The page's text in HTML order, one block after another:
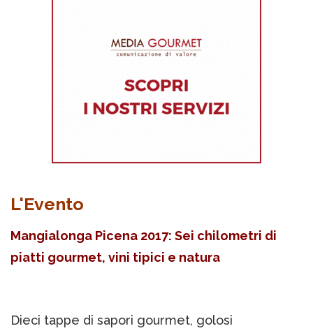
L'Evento
Mangialonga Picena 2017: Sei chilometri di
piatti gourmet, vini tipici e natura
Dieci tappe di sapori gourmet, golosi